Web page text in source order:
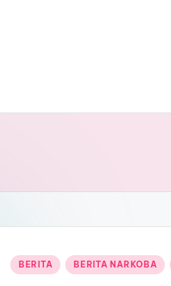
Posted
BERITA BERITA NARKOBA